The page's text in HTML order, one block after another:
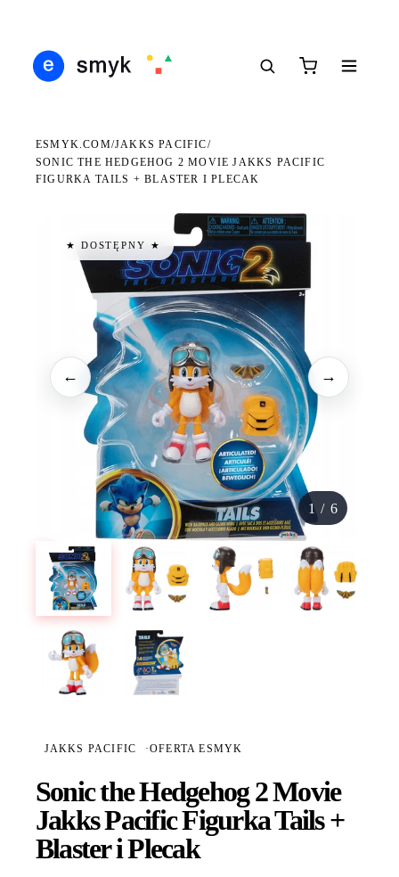
ESMYK.COM/JAKKS PACIFIC/
SONIC THE HEDGEHOG 2 MOVIE JAKKS PACIFIC
FIGURKA TAILS + BLASTER I PLECAK
★ DOSTĘPNY ★
← →
1 / 6
JAKKS PACIFIC ·OFERTA ESMYK
Sonic the Hedgehog 2 Movie
Jakks Pacific Figurka Tails +
Blaster i Plecak